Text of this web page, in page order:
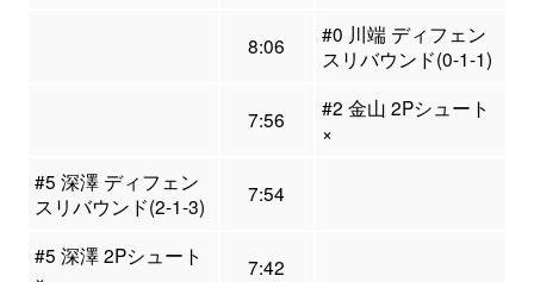
8:06
#0 川端 ディフェン
スリバウンド(0-1-1)
7:56
#2 金山 2Pシュート
×
#5 深澤 ディフェン
スリバウンド(2-1-3)
7:54
#5 深澤 2Pシュート
7:42